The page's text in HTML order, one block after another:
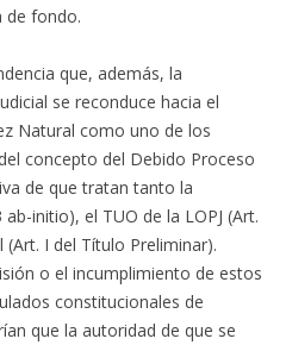
de fondo.
que, además, la
se reconduce hacia el
Natural como uno de los
concepto del Debido Proceso
de que tratan tanto la
initio), el TUO de la LOPJ (Art.
(Art. I del Título Preliminar).
o el incumplimiento de estos
constitucionales de
que la autoridad de que se